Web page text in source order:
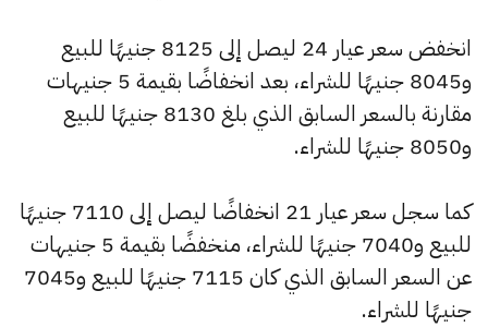
انخفض سعر عيار 24 ليصل إلى 8125 جنيهًا للبيع
و8045 جنيهًا للشراء، بعد انخفاضًا بقيمة 5 جنيهات
مقارنة بالسعر السابق الذي بلغ 8130 جنيهًا للبيع
و8050 جنيهًا للشراء.
كما سجل سعر عيار 21 انخفاضًا ليصل إلى 7110 جنيهًا
للبيع و7040 جنيهًا للشراء، منخفضًا بقيمة 5 جنيهات
عن السعر السابق الذي كان 7115 جنيهًا للبيع و7045
جنيهًا للشراء.